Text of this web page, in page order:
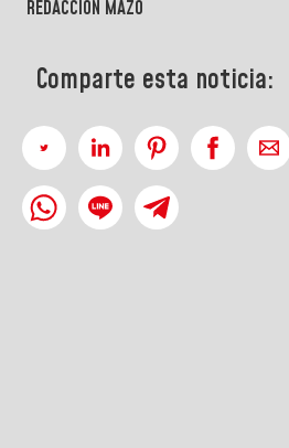
REDACCIÓN MAZO
Comparte esta noticia: